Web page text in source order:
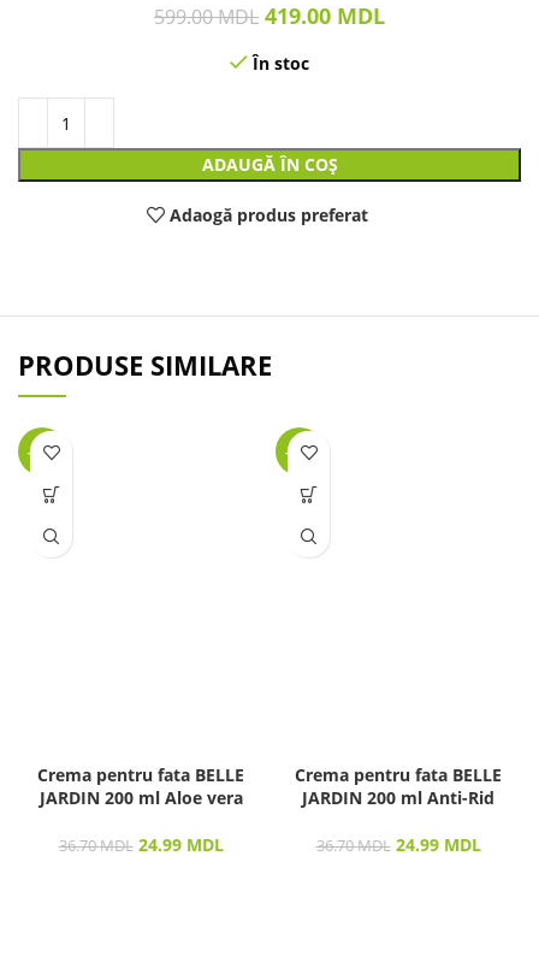
599.00MDL 419.00 MDL
În stoc
ADAUGĂ ÎN COȘ
Adaogă produs preferat
PRODUSE SIMILARE
-32%
Crema pentru fata BELLE
JARDIN 200 ml Aloe vera
36.70MDL 24.99 MDL
-32%
Crema pentru fata BELLE
JARDIN 200 ml Anti-Rid
36.70MDL 24.99 MDL